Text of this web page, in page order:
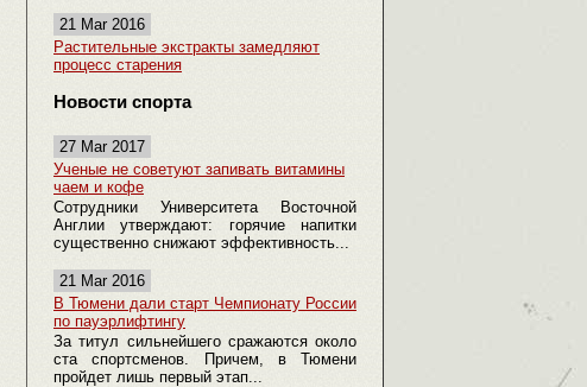
21 Mar 2016
Растительные экстракты замедляют
процесс старения
Новости спорта
27 Mar 2017
Ученые не советуют запивать витамины
чаем и кофе
Сотрудники Университета Восточной
Англии утверждают: горячие напитки
существенно снижают эффективность...
21 Mar 2016
В Тюмени дали старт Чемпионату России
по пауэрлифтингу
За титул сильнейшего сражаются около
ста спортсменов. Причем, в Тюмени
пройдет лишь первый этап...